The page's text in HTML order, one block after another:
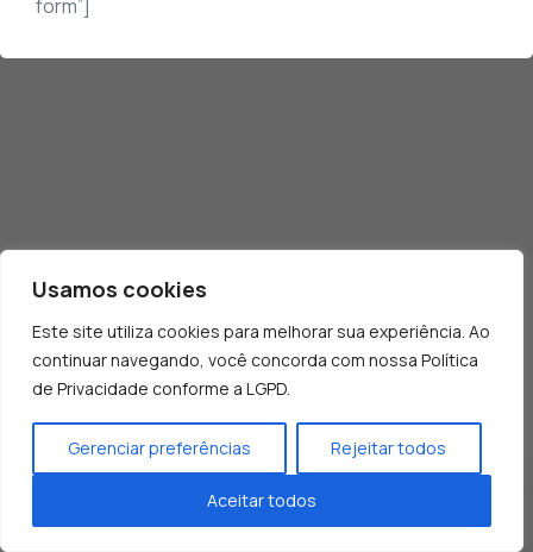
Usamos cookies
Este site utiliza cookies para melhorar sua experiência. Ao
continuar navegando, você concorda com nossa Política
de Privacidade conforme a LGPD.
Gerenciar preferências Rejeitar todos
Aceitar todos
form”]
Ao usar este site, você concorda com nossa
política de cookies.